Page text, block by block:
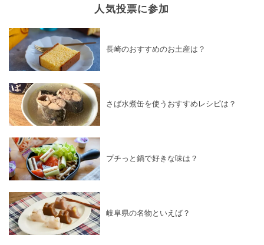
人気投票に参加
長崎のおすすめのお土産は？
さば水煮缶を使うおすすめレシピは？
プチっと鍋で好きな味は？
岐阜県の名物といえば？